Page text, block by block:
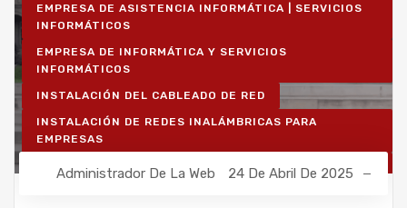
EMPRESA DE ASISTENCIA INFORMÁTICA | SERVICIOS
INFORMÁTICOS
EMPRESA DE INFORMÁTICA Y SERVICIOS
INFORMÁTICOS
INSTALACIÓN DEL CABLEADO DE RED
INSTALACIÓN DE REDES INALÁMBRICAS PARA
EMPRESAS
INALÁMBRICAS
Administrador De La Web 24 De Abril De 2025